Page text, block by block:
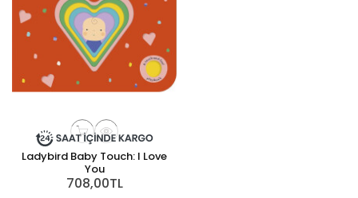
Ladybird Baby Touch: I Love
You
708,00TL